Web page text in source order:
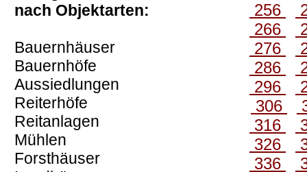
nach Objektarten:
Bauernhäuser
Bauernhöfe
Aussiedlungen
Reiterhöfe
Reitanlagen
Mühlen
Forsthäuser
256
266
276
286
296
306
316
326
336